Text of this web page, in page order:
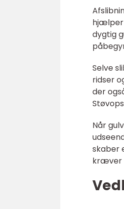
hjælper
dygtig
Selve
ridser
der
Når
skaber
kræver